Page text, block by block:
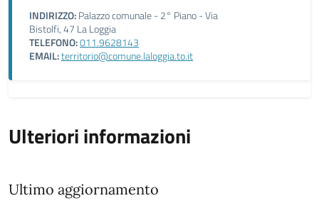
INDIRIZZO:Palazzo comunale - 2° Piano - Via
Bistolfi, 47 La Loggia
TELEFONO:011.9628143
EMAIL:territorio@comune.laloggia.to.it
Ulteriori informazioni
Ultimo aggiornamento